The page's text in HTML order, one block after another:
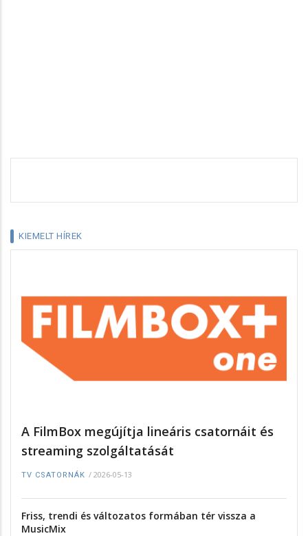
KIEMELT HÍREK
A FilmBox megújítja lineáris csatornáit és
streaming szolgáltatását
TV CSATORNÁK / 2026-05-13
Friss, trendi és változatos formában tér vissza a
MusicMix